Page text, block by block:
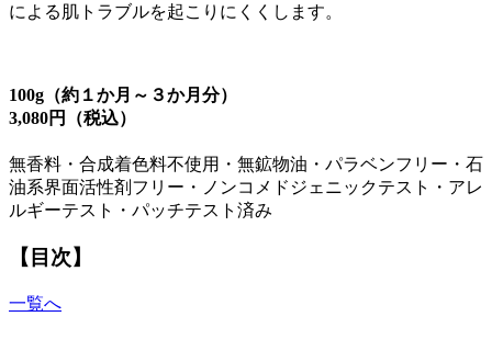
による肌トラブルを起こりにくくします。
100g（約１か月～３か月分）
3,080円（税込）
無香料・合成着色料不使用・無鉱物油・パラベンフリー・石
油系界面活性剤フリー・ノンコメドジェニックテスト・アレ
ルギーテスト・パッチテスト済み
【目次】
一覧へ